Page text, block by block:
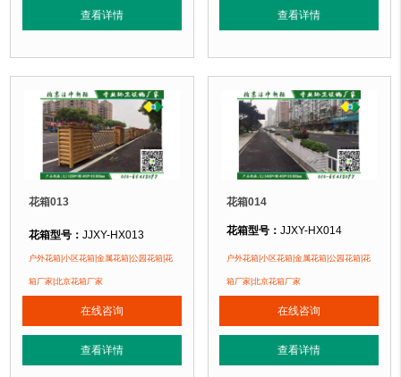
正在使用该花箱的部分客户：
朝阳某小区、苏州某别墅区、海淀某小区....
查看详情
正在使用该花箱的部分客户：
朝阳某小区、苏州某别墅区、海淀某
查看详情
花箱013
花箱型号：JJXY-HX013
花箱规格：可根据客户需求定制！
花箱材质：金属镂空/铝合金/塑木/防腐木
花箱特点：1、花箱不会对环境产生污染。2、花箱在视觉上，线条流畅，外
正在使用该花箱的部分客户：
朝阳某小区、苏州某别墅区、海淀某小区....
户外花箱|小区花箱|金属花箱|公园花箱|花
箱厂家|北京花箱厂家
在线咨询
查看详情
花箱014
花箱型号： JJXY-HX014
花箱规格：可根据客户需求定制！
花箱材质：金属镂空/铝合金/塑木/防
花箱周期：现货花箱 即拍即发
1、花箱不会对环境产生
正在使用该花箱的部分客户：
朝阳某小区、苏州某别墅区、海淀某
户外花箱|小区花箱|金属花箱|公园花箱|花
箱厂家|北京花箱厂家
在线咨询
查看详情